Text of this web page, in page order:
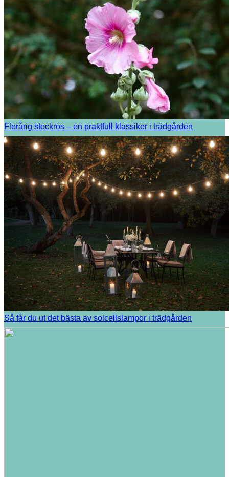
Flerårig stockros – en praktfull klassiker i trädgården
Så får du ut det bästa av solcellslampor i trädgården